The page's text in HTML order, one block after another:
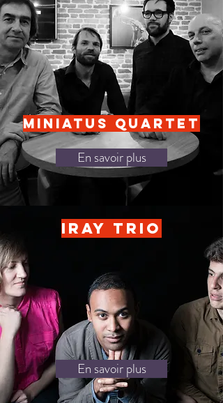
Miniatus Quartet
En savoir plus
Iray Trio
En savoir plus